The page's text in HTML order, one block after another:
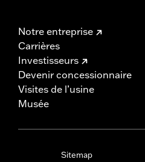
Notre entreprise
Carrières
Investisseurs
Devenir concessionnaire
Visites de l’usine
Musée
Sitemap